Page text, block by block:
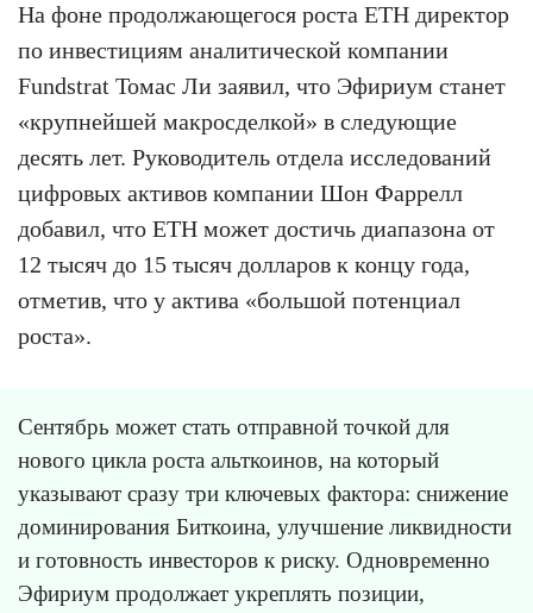
На фоне продолжающегося роста ETH директор
по инвестициям аналитической компании
Fundstrat Томас Ли заявил, что Эфириум станет
«крупнейшей макросделкой» в следующие
десять лет. Руководитель отдела исследований
цифровых активов компании Шон Фаррелл
добавил, что ETH может достичь диапазона от
12 тысяч до 15 тысяч долларов к концу года,
отметив, что у актива «большой потенциал
роста».
Сентябрь может стать отправной точкой для
нового цикла роста альткоинов, на который
указывают сразу три ключевых фактора: снижение
доминирования Биткоина, улучшение ликвидности
и готовность инвесторов к риску. Одновременно
Эфириум продолжает укреплять позиции,